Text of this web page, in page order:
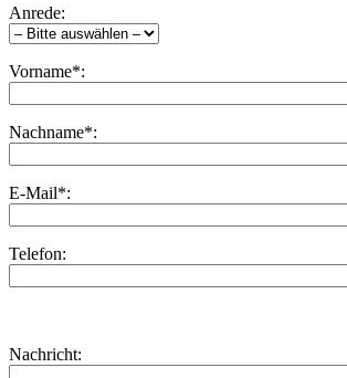
Anrede:
Vorname*:
Nachname*:
E-Mail*:
Telefon:
dieses
lasse
Nachricht: